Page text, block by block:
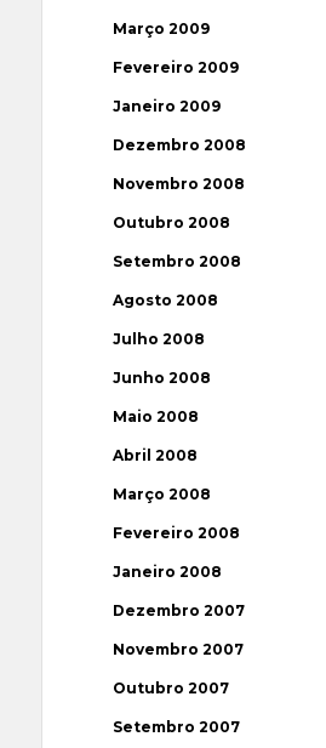
Março 2009
Fevereiro 2009
Janeiro 2009
Dezembro 2008
Novembro 2008
Outubro 2008
Setembro 2008
Agosto 2008
Julho 2008
Junho 2008
Maio 2008
Abril 2008
Março 2008
Fevereiro 2008
Janeiro 2008
Dezembro 2007
Novembro 2007
Outubro 2007
Setembro 2007